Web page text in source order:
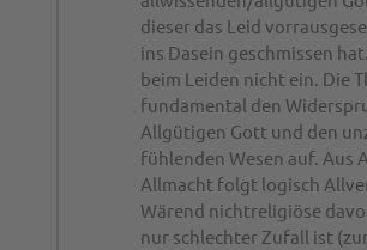
dieser das Leid
ins Dasein geschmissen
beim Leiden nicht ein. Die
fundamental den
Allgütigen Gott und den
fühlenden Wesen auf. Aus
Allmacht folgt logisch
Wärend nichtreligiöse
nur schlechter Zufall ist